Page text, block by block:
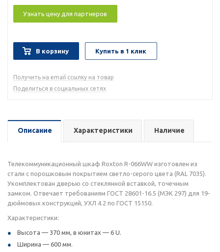
Узнать цену для партнеров
В корзину Купить в 1 клик
Получить на email ссылку на товар
Поделиться в социальных сетях
Описание Характеристики Наличие
Телекоммуникационный шкаф Roxton R-066WW изготовлен из
стали с порошковым покрытием светло-серого цвета (RAL 7035).
Укомплектован дверью со стеклянной вставкой, точечным
замком. Отвечает требованиям ГОСТ 28601-16.5 (МЭК 297) для 19-
дюймовых конструкций, УХЛ 4.2 по ГОСТ 15150.
Характеристики:
Высота — 370 мм, в юнитах — 6 U.
Ширина — 600 мм.